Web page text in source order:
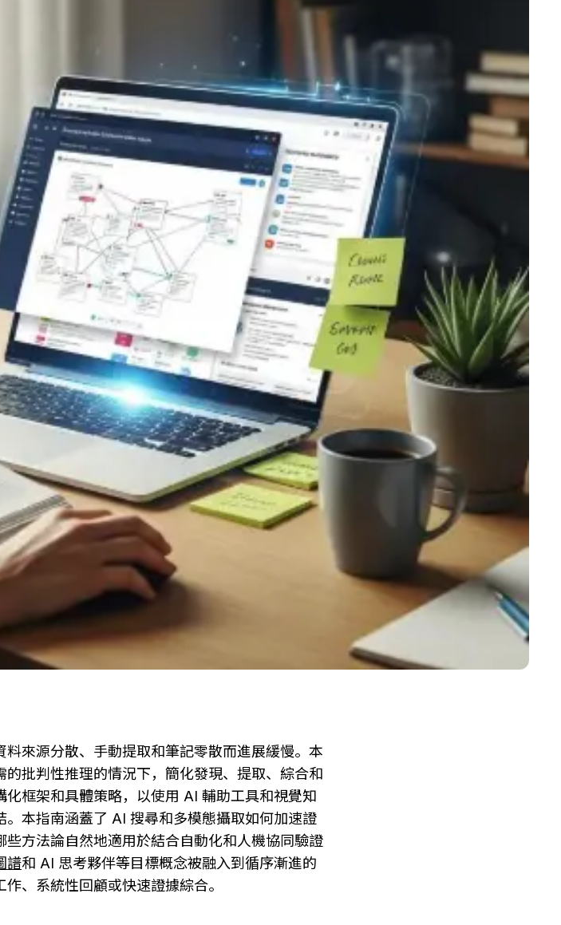
來源分散、手動提取和筆記零散而進展緩慢。本
批判性推理的情況下，簡化發現、提取、綜合和
框架和具體策略，以使用 AI 輔助工具和視覺知
本指南涵蓋了 AI 搜尋和多模態攝取如何加速證
方法論自然地適用於結合自動化和人機協同驗證
譜和 AI 思考夥伴等目標概念被融入到循序漸進的
、系統性回顧或快速證據綜合。